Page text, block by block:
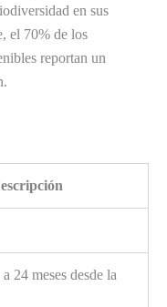
en sus
el 70% de los
reportan un
24 meses desde la